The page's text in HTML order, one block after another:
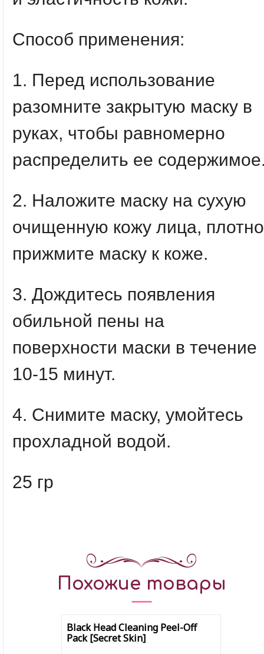
Способ применения:
1. Перед использование
разомните закрытую маску в
руках, чтобы равномерно
распределить ее
2. Наложите маску на сухую
очищенную кожу лица, плотно
прижмите маску к коже.
3. Дождитесь появления
обильной пены на
поверхности маски в течение
10-15 минут.
4. Снимите маску, умойтесь
прохладной водой.
25 гр
Похожие товары
Black Head Cleaning Peel-Off
Pack [Secret Skin]